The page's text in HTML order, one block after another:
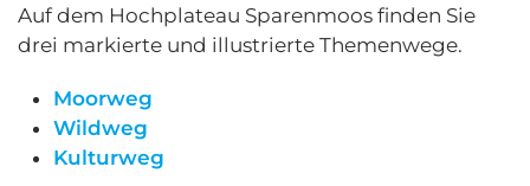
Auf dem Hochplateau Sparenmoos finden Sie
drei markierte und illustrierte Themenwege.
Moorweg
Wildweg
Kulturweg